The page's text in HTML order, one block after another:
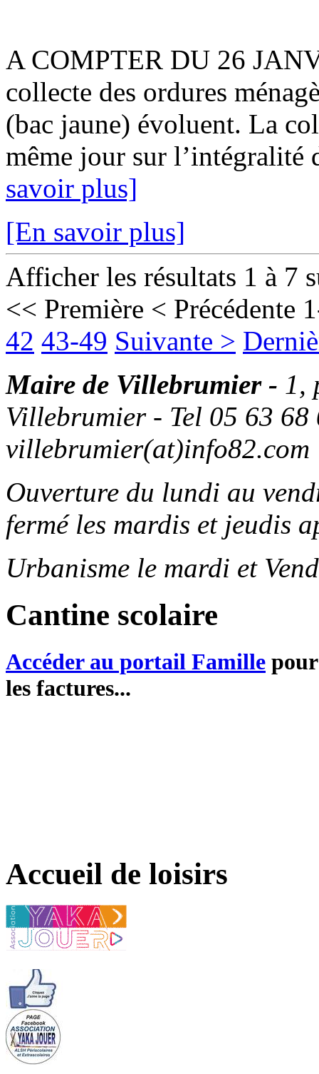
A COMPTER DU 26
collecte des ordures
(bac jaune) évoluent. La
même jour sur l’intégralité
savoir plus]
[En savoir plus]
Afficher les résultats 1 à 7
<< Première < Précédente
42 43-49 Suivante >
Maire de Villebrumier - 1,
Villebrumier - Tel 05 63
villebrumier(at)info82.com
Ouverture du lundi au
fermé les mardis et jeudis
Urbanisme le mardi et
Cantine scolaire
Accéder au portail Famille
les factures...
Accueil de loisirs